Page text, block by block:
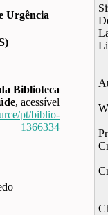
Urgência
Biblioteca
, acessível
pt/biblio-
1366334